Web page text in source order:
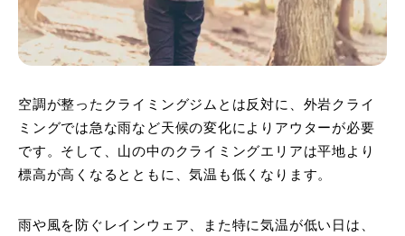
空調が整ったクライミングジムとは反対に、外岩クライ
ミングでは急な雨など天候の変化によりアウターが必要
です。そして、山の中のクライミングエリアは平地より
標高が高くなるとともに、気温も低くなります。
雨や風を防ぐレインウェア、また特に気温が低い日は、